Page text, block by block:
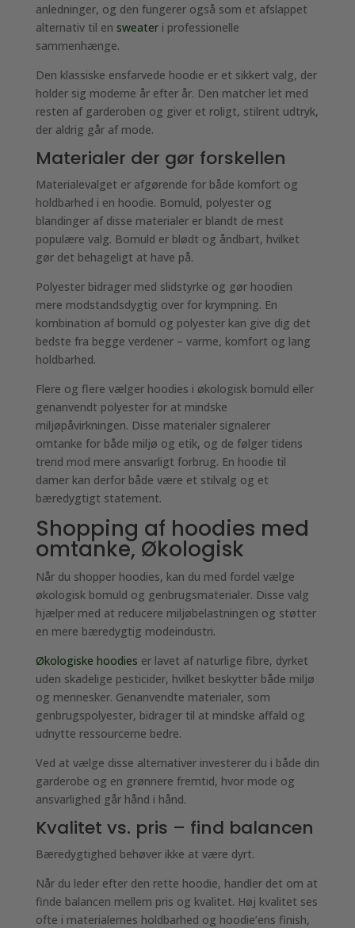
anledninger, og den fungerer også som et afslappet
alternativ til en sweateri professionelle
sammenhænge.
Den klassiske ensfarvede hoodie er et sikkert valg, der
holder sig moderne år efter år. Den matcher let med
resten af garderoben og giver et roligt, stilrent udtryk,
der aldrig går af mode.
Materialer der gør forskellen
Materialevalget er afgørende for både komfort og
holdbarhed i en hoodie. Bomuld, polyester og
blandinger af disse materialer er blandt de mest
populære valg. Bomuld er blødt og åndbart, hvilket
gør det behageligt at have på.
Polyester bidrager med slidstyrke og gør hoodien
mere modstandsdygtig over for krympning. En
kombination af bomuld og polyester kan give dig det
bedste fra begge verdener – varme, komfort og lang
holdbarhed.
Flere og flere vælger hoodies i økologisk bomuld eller
genanvendt polyester for at mindske
miljøpåvirkningen. Disse materialer signalerer
omtanke for både miljø og etik, og de følger tidens
trend mod mere ansvarligt forbrug. En hoodie til
damer kan derfor både være et stilvalg og et
bæredygtigt statement.
Shopping af hoodies med
omtanke, Økologisk
Når du shopper hoodies, kan du med fordel vælge
økologisk bomuld og genbrugsmaterialer. Disse valg
hjælper med at reducere miljøbelastningen og støtter
en mere bæredygtig modeindustri.
Økologiske hoodies er lavet af naturlige fibre, dyrket
uden skadelige pesticider, hvilket beskytter både miljø
og mennesker. Genanvendte materialer, som
genbrugspolyester, bidrager til at mindske affald og
udnytte ressourcerne bedre.
Ved at vælge disse alternativer investerer du i både din
garderobe og en grønnere fremtid, hvor mode og
ansvarlighed går hånd i hånd.
Kvalitet vs. pris – find balancen
Bæredygtighed behøver ikke at være dyrt.
Når du leder efter den rette hoodie, handler det om at
finde balancen mellem pris og kvalitet. Høj kvalitet ses
ofte i materialernes holdbarhed og hoodie’ens finish,